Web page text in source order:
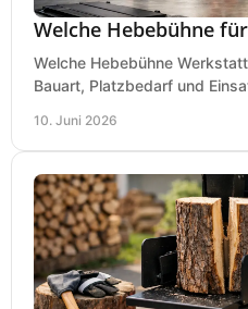
Welche Hebebühne
Welche Hebebühne
Bauart, Platzbedarf und
10. Juni 2026